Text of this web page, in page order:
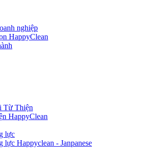
nghiệp
HappyClean
Từ Thiện
HappyClean
lực
lực Happyclean - Janpanese